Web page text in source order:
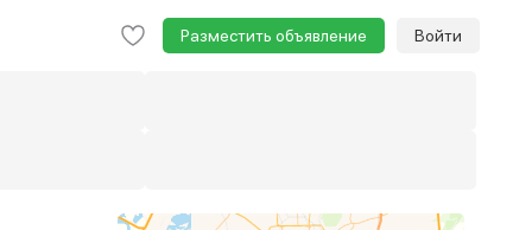
Разместить объявление Войти